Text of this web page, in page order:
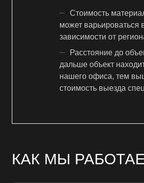
Стоимость
может варьироваться
зависимости от
Расстояние до
дальше объект
нашего офиса, тем
стоимость выезда
КАК МЫ